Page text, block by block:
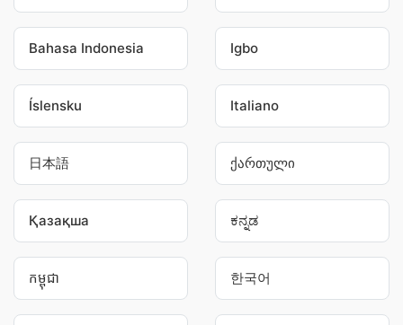
Bahasa Indonesia Igbo
Íslensku Italiano
日本語 ქართული
Қазақша ಕನ್ನಡ
កម្ពុជា 한국어